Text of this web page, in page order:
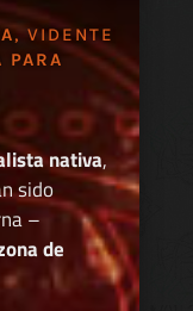
, VIDENTE
PARA
nativa,
sido
–
de